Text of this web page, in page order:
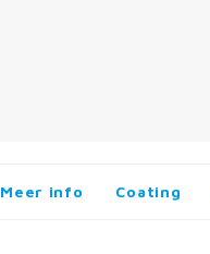
Meer info Coating